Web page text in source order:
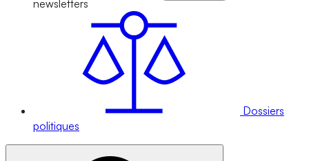
newsletters
Dossiers
politiques